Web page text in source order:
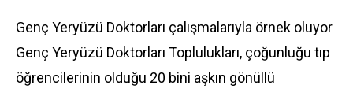
Genç Yeryüzü Doktorları çalışmalarıyla örnek oluyor
Genç Yeryüzü Doktorları Toplulukları, çoğunluğu tıp
öğrencilerinin olduğu 20 bini aşkın gönüllü